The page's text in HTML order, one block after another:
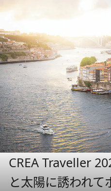
CREA Traveller
と太陽に誘われ